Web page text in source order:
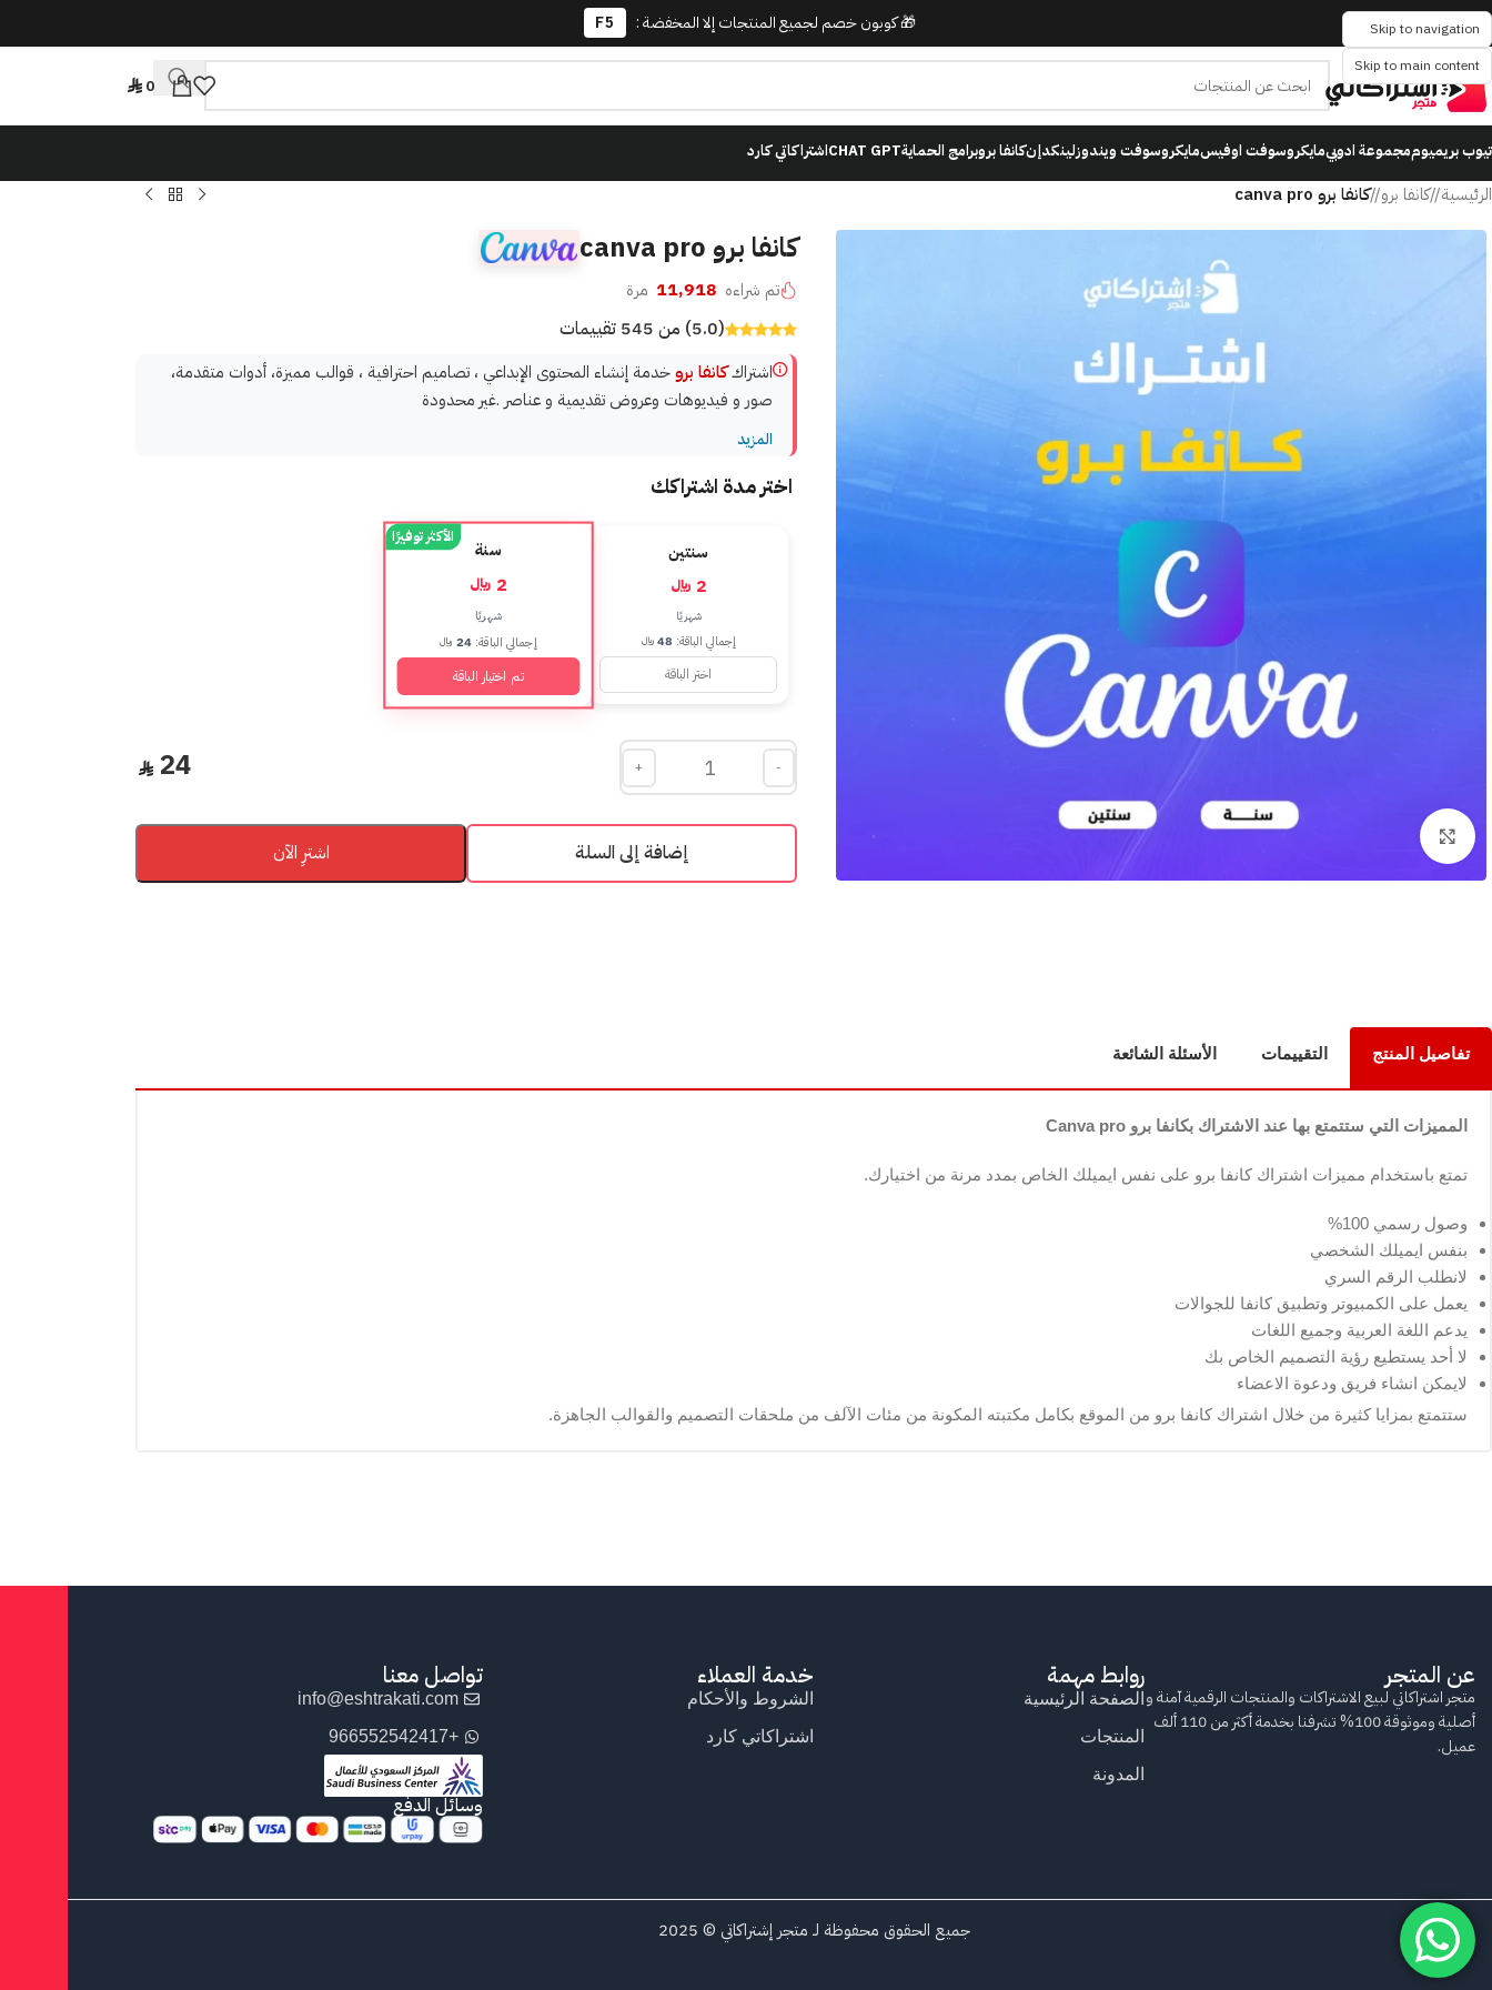
🎁 كوبون خصم لجميع المنتجات إلا المخفضة : F5
Skip to navigation
Skip to main content
0
بريميوممجموعة ادوبيمايكروسوفت اوفيسمايكروسوفت ويندوزلينكدإنكانفا بروبرامج الحمايةCHAT GPTاشتراكاتي كارد
الرئيسية/كانفا برو/كانفا برو canva pro
كانفا برو canva pro
تم شراءه 11,918 مرة
(5.0) من 545 تقييمات
اشتراككانفا بروخدمة إنشاء المحتوى الإبداعي ، تصاميم احترافية ، قوالب مميزة، أدوات متقدمة،
صور و فيديوهات وعروض تقديمية و عناصر .غير محدودة
المزيد
اختر مدة اشتراكك
سنتين
2 ﷼
شهريًا
إجمالي الباقة: 48﷼
اختر الباقة
الأكثر توفيرًا
سنة
2 ﷼
شهريًا
إجمالي الباقة: 24 ﷼
تم اختيار الباقة
24 -
+
إضافة إلى السلة اشترِ الآن
تفاصيل المنتج التقييمات الأسئلة الشائعة
المميزات التي ستتمتع بها عند الاشتراك بكانفا برو Canva pro
تمتع باستخدام مميزات اشتراك كانفا برو على نفس ايميلك الخاص بمدد مرنة من اختيارك.
وصول رسمي 100%
بنفس ايميلك الشخصي
لانطلب الرقم السري
يعمل على الكمبيوتر وتطبيق كانفا للجوالات
يدعم اللغة العربية وجميع اللغات
لا أحد يستطيع رؤية التصميم الخاص بك
لايمكن انشاء فريق ودعوة الاعضاء
ستتمتع بمزايا كثيرة من خلال اشتراك كانفا برو من الموقع بكامل مكتبته المكونة من مئات الآلف من ملحقات التصميم والقوالب الجاهزة.
عن المتجر
متجر اشتراكاتي لبيع الاشتراكات والمنتجات الرقمية آمنة و
أصلية وموثوقة 100% تشرفنا بخدمة أكثر من 110 ألف
عميل.
روابط مهمة
الصفحة الرئيسية
المنتجات
المدونة
خدمة العملاء
الشروط والأحكام
اشتراكاتي كارد
تواصل معنا
info@eshtrakati.com
+966552542417
وسائل الدفع
جميع الحقوق محفوظة لـ متجر إشتراكاتي © 2025